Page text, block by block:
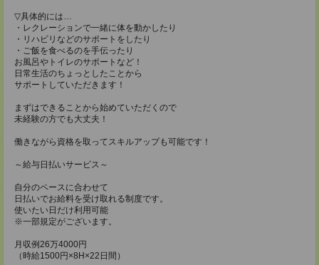
▽具体的には…
・レクレーションで一緒に体を動かしたり
・リハビリなどのサポートをしたり
・ご飯を食べるのを手伝ったり
お風呂やトイレのサポートなど！
日常生活のちょっとしたことから
サポートしていただきます！
まずはできることから始めていただくので
未経験の方でも大丈夫！
働きながら資格を取ってスキルアップも可能です！
～給与日払いサービス～
自分のペースに合わせて
日払いでお給料を受け取れる制度です。
使いたい日だけ利用可能
※一部規定がございます。
月収例26万4000円
（時給1500円×8H×22日間）